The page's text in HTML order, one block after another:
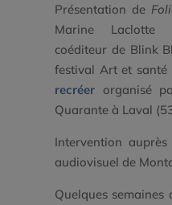
Présentation de
Marine
coéditeur de Blink
festival Art et santé
recréer organisé
Quarante à Laval
Intervention
audiovisuel de
Quelques semaines